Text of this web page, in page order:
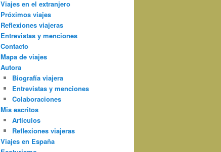
Viajes en el extranjero
Próximos viajes
Reflexiones viajeras
Entrevistas y menciones
Contacto
Mapa de viajes
Autora
Biografía viajera
Entrevistas y menciones
Colaboraciones
Mis escritos
Artículos
Reflexiones viajeras
Viajes en España